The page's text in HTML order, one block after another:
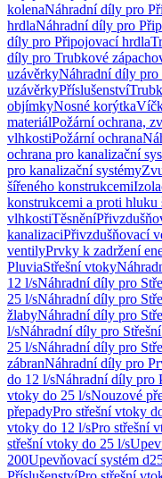
kolenaNáhradní díly pro
hrdlaNáhradní díly pro
díly pro Připojovací hrdla
díly pro Trubkové
uzávěrkyNáhradní díly pro
uzávěrkyPříslušenství
objímkyNosné korýtka
materiálPožární ochrana,
vlhkostiPožární ochrana
ochrana pro kanalizační
pro kanalizační systémy
šířeného konstrukcemi
konstrukcemi a proti hluku
vlhkostiTěsnění
kanalizaciPřivzdušňovací
ventilyPrvky k zadržení
PluviaStřešní vtoky
12 l/sNáhradní díly pro
25 l/sNáhradní díly pro
žlabyNáhradní díly pro
l/sNáhradní díly pro
25 l/sNáhradní díly pro
zábranNáhradní díly pro
do 12 l/sNáhradní díly pro
vtoky do 25 l/sNouzové
přepadyPro střešní vtoky
vtoky do 12 l/sPro střešní
střešní vtoky do 25 l/s
200Upevňovací systém